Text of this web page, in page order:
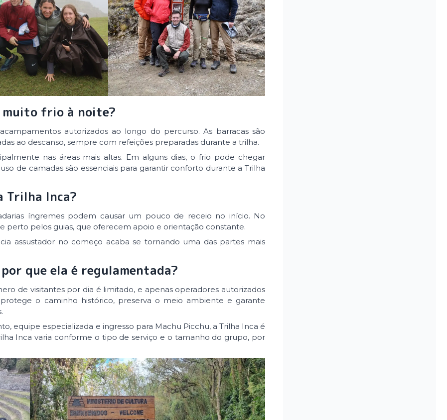
muito frio à noite?
autorizados ao longo do percurso. As barracas são
ao descanso, sempre com refeições preparadas durante a trilha.
nas áreas mais altas. Em alguns dias, o frio pode chegar
de camadas são essenciais para garantir conforto durante a Trilha
Trilha Inca?
íngremes podem causar um pouco de receio no início. No
perto pelos guias, que oferecem apoio e orientação constante.
assustador no começo acaba se tornando uma das partes mais
que ela é regulamentada?
de visitantes por dia é limitado, e apenas operadores autorizados
o caminho histórico, preserva o meio ambiente e garante
equipe especializada e ingresso para Machu Picchu, a Trilha Inca é
Inca varia conforme o tipo de serviço e o tamanho do grupo, por